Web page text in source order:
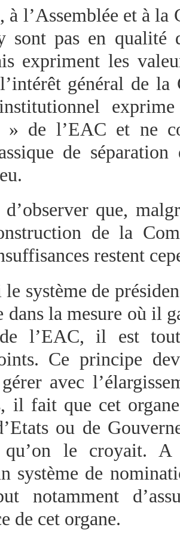
à l’Assemblée et à
sont pas en qualité
expriment les
général de la
» de l’EAC et ne
de
que,
de la
restent
système de
dans la mesure où il
de l’EAC, il est
Ce principe
avec
il fait que cet
ou de
qu’on le croyait.
système de
notamment
de cet organe.